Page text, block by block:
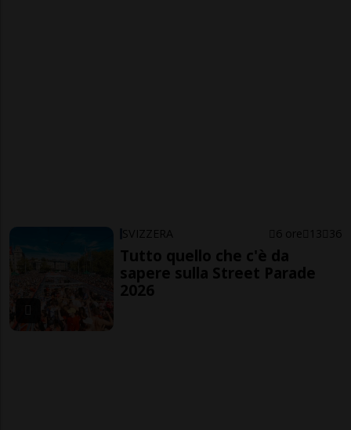
SVIZZERA 6 ore 13 36
Tutto quello che c'è da
sapere sulla Street Parade
2026